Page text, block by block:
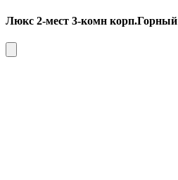
Люкс 2-мест 3-комн корп.Горный